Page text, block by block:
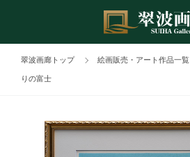
翠波画廊トップ 絵画販売・アート作品一覧
りの富士